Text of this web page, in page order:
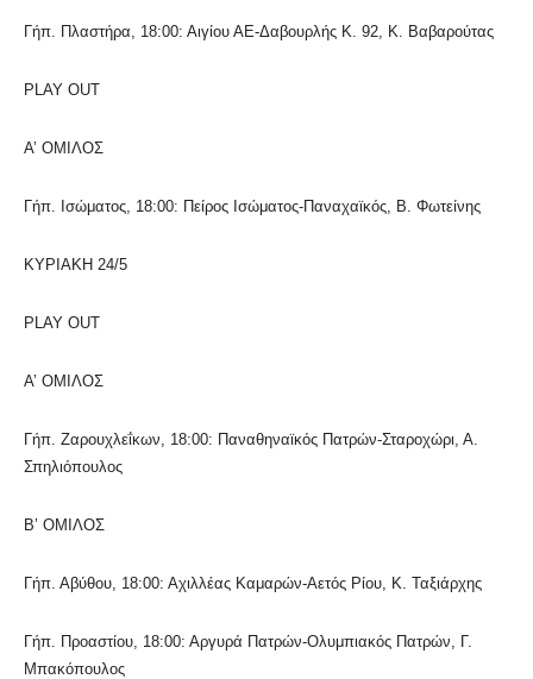
Γήπ. Πλαστήρα, 18:00: Αιγίου ΑΕ-Δαβουρλής K. 92, Κ. Βαβαρούτας
PLAY OUT
Α’ ΟΜΙΛΟΣ
Γήπ. Ισώματος, 18:00: Πείρος Ισώματος-Παναχαϊκός, Β. Φωτείνης
ΚΥΡΙΑΚΗ 24/5
PLAY OUT
Α’ ΟΜΙΛΟΣ
Γήπ. Ζαρουχλεΐκων, 18:00: Παναθηναϊκός Πατρών-Σταροχώρι, Α.
Σπηλιόπουλος
Β’ ΟΜΙΛΟΣ
Γήπ. Αβύθου, 18:00: Αχιλλέας Καμαρών-Αετός Ρίου, Κ. Ταξιάρχης
Γήπ. Προαστίου, 18:00: Αργυρά Πατρών-Ολυμπιακός Πατρών, Γ.
Μπακόπουλος